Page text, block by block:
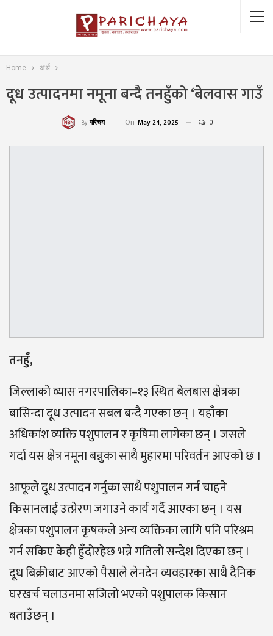
Home अर्थ
दूध उत्पादनमा नमूना बन्दै तनहुँको ‘बेलवास गाउँ
By परिचय On May 24, 2025 0
तनहुँ,
जिल्लाको व्यास नगरपालिका–१३ स्थित बेलबास क्षेत्रका
बासिन्दा दूध उत्पादन सबल बन्दै गएका छन् । यहाँका
अधिकांश व्यक्ति पशुपालन र कृषिमा लागेका छन् । जसले
गर्दा यस क्षेत्र नमूना बन्नुका साथै मुहारमा परिवर्तन आएको छ ।
आफूले दूध उत्पादन गर्नुका साथै पशुपालन गर्न चाहने
किसानलाई उत्प्रेरण जगाउने कार्य गर्दै आएका छन् । यस
क्षेत्रका पशुपालन कृषकले अन्य व्यक्तिका लागि पनि परिश्रम
गर्न सकिए केही हुँदोरहेछ भन्ने गतिलो सन्देश दिएका छन् ।
दूध बिक्रीबाट आएको पैसाले लेनदेन व्यवहारका साथै दैनिक
घरखर्च चलाउनमा सजिलो भएको पशुपालक किसान
बताउँछन् ।